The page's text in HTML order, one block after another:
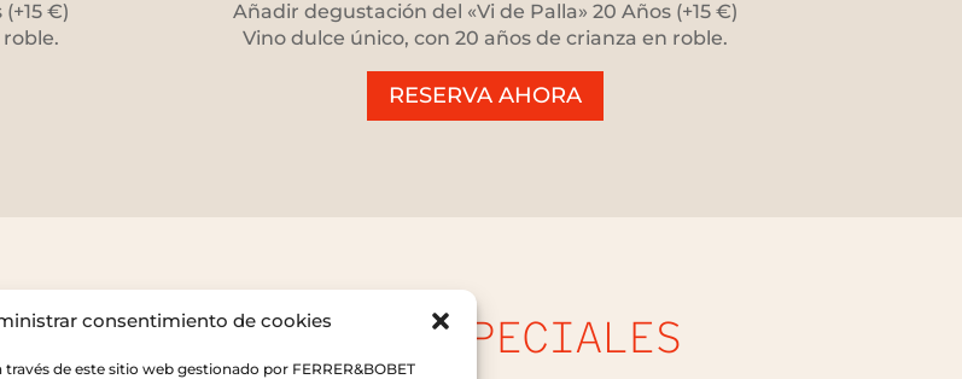
consentimiento de cookies
de este sitio web gestionado por FERRER&BOBET
€)
Añadir degustación del «Vi de Palla» 20 Años (+15 €)
Vino dulce único, con 20 años de crianza en roble.
RESERVA AHORA
CREAMOS VINOS ESPECIALES